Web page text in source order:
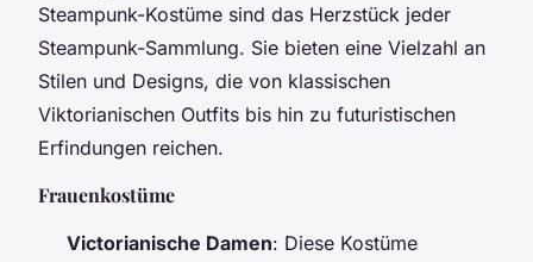
Steampunk-Kostüme sind das Herzstück jeder
Steampunk-Sammlung. Sie bieten eine Vielzahl an
Stilen und Designs, die von klassischen
Viktorianischen Outfits bis hin zu futuristischen
Erfindungen reichen.
Frauenkostüme
Victorianische Damen: Diese Kostüme